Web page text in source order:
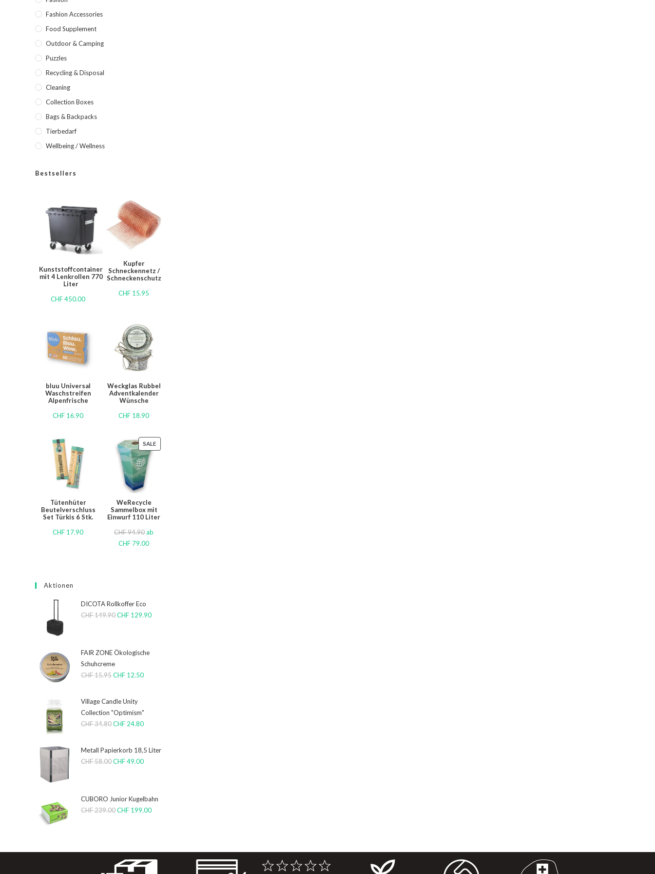
Fashion Accessories
Food Supplement
Outdoor & Camping
Puzzles
Recycling & Disposal
Cleaning
Collection Boxes
Bags & Backpacks
Tierbedarf
Wellbeing / Wellness
Bestsellers
Kunststoffcontainer
mit 4 Lenkrollen 770
Liter
CHF450.00
Kupfer
Schneckennetz /
Schneckenschutz
CHF 15.95
bluu Universal
Waschstreifen
Alpenfrische
CHF 16.90
Weckglas Rubbel
Adventkalender
Wünsche
CHF 18.90
Tütenhüter
Beutelverschluss
Set Türkis 6 Stk.
CHF 17.90
SALE
WeRecycle
Sammelbox mit
Einwurf 110 Liter
CHF94.90ab
CHF 79.00
Aktionen
DICOTA Rollkoffer Eco
CHF149.90CHF 129.90
FAIR ZONE Ökologische
Schuhcreme
CHF15.95CHF 12.50
Village Candle Unity
Collection "Optimism"
CHF34.80CHF 24.80
Metall Papierkorb 18,5 Liter
CHF58.00CHF49.00
CUBORO Junior Kugelbahn
CHF239.00CHF 199.00